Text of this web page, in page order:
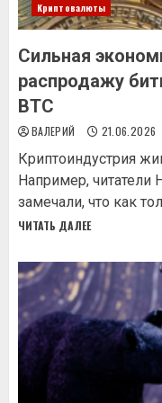
Криптовалюты
Сильная
распродажу
BTC
ВАЛЕРИЙ 21.06.2026
Криптоиндустрия
Например, читатели
замечали, что как
ЧИТАТЬ ДАЛЕЕ